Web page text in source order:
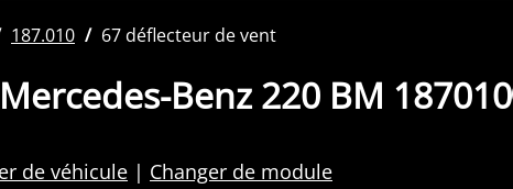
187.010 67 déflecteur de vent
Benz 220 BM 187010
de véhicule Changer de module